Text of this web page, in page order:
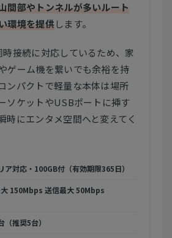
間部やトンネルが多いルート
環境を提供 します。
接続に対応しているため、家
ゲーム機を繋いでも余裕を持
ンパクトで軽量な本体は場所
ソケットやUSBポートに挿す
時にエンタメ空間へと変えてく
ア対応・100GB付（有効期限365日）
150Mbps 送信最大 50Mbps
（推奨5台）